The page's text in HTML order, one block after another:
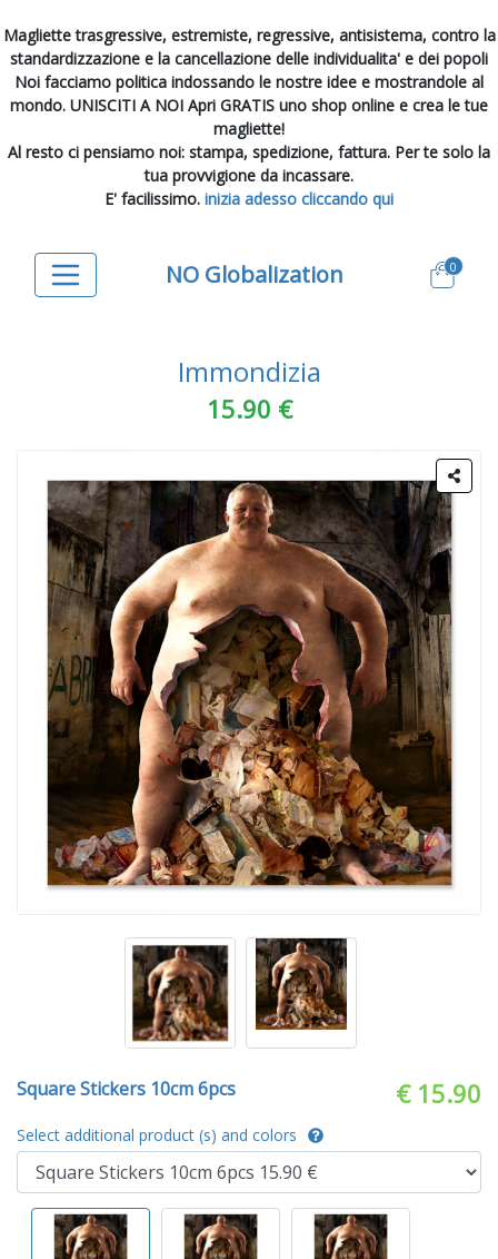
Magliette trasgressive, estremiste, regressive, antisistema, contro la
standardizzazione e la cancellazione delle individualita' e dei popoli
Noi facciamo politica indossando le nostre idee e mostrandole al
mondo. UNISCITI A NOI Apri GRATIS uno shop online e crea le tue
magliette!
Al resto ci pensiamo noi: stampa, spedizione, fattura. Per te solo la
tua provvigione da incassare.
E' facilissimo. inizia adesso cliccando qui
NO Globalization 0
Immondizia
15.90 €
Square Stickers 10cm 6pcs € 15.90
Select additional product (s) and colors